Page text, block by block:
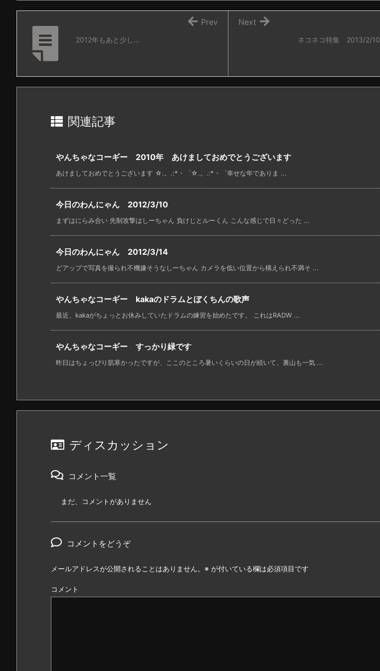
ネコネコ特集 2013/2/10
Next
2012年もあと少し...
Prev
関連記事
やんちゃなコーギー 2010年 あけましておめでとうございます
あけましておめでとうございます ☆.。.:*・゜☆.。.:*・゜幸せな年でありま ...
今日のわんにゃん 2012/3/10
まずはにらみ合い 先制攻撃はしーちゃん 負けじとルーくん こんな感じで日々どった ...
今日のわんにゃん 2012/3/14
どアップで写真を撮られ不機嫌そうなしーちゃん カメラを低い位置から構えられ不満そ ...
やんちゃなコーギー kakaのドラムとぼくちんの歌声
最近、kakaがちょっとお休みしていたドラムの練習を始めたです。 これはRADW ...
やんちゃなコーギー すっかり緑です
昨日はちょっぴり肌寒かったですが、ここのところ暑いくらいの日が続いて、裏山も一気 ...
ディスカッション
コメント一覧
まだ、コメントがありません
コメントをどうぞ
メールアドレスが公開されることはありません。 ※ が付いている欄は必須項目です
コメント